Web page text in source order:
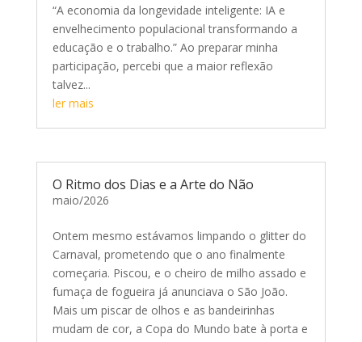
“A economia da longevidade inteligente: IA e
envelhecimento populacional transformando a
educação e o trabalho.” Ao preparar minha
participação, percebi que a maior reflexão
talvez...
ler mais
O Ritmo dos Dias e a Arte do Não
maio/2026
Ontem mesmo estávamos limpando o glitter do
Carnaval, prometendo que o ano finalmente
começaria. Piscou, e o cheiro de milho assado e
fumaça de fogueira já anunciava o São João.
Mais um piscar de olhos e as bandeirinhas
mudam de cor, a Copa do Mundo bate à porta e